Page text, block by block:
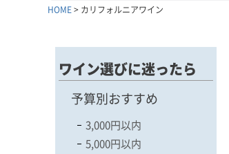
HOME カリフォルニアワイン
ワイン選びに迷ったら
予算別おすすめ
3,000円以内
5,000円以内